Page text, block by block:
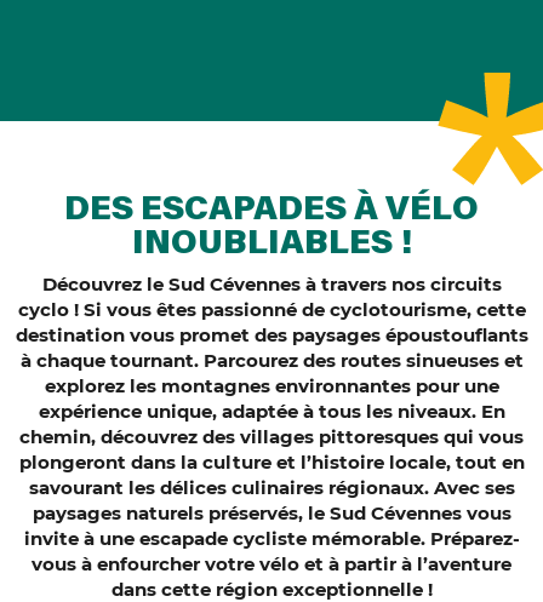
DES ESCAPADES À VÉLO
INOUBLIABLES !
Découvrez le Sud Cévennes à travers nos circuits
cyclo ! Si vous êtes passionné de cyclotourisme, cette
destination vous promet des paysages époustouflants
à chaque tournant. Parcourez des routes sinueuses et
explorez les montagnes environnantes pour une
expérience unique, adaptée à tous les niveaux. En
chemin, découvrez des villages pittoresques qui vous
plongeront dans la culture et l’histoire locale, tout en
savourant les délices culinaires régionaux. Avec ses
paysages naturels préservés, le Sud Cévennes vous
invite à une escapade cycliste mémorable. Préparez-
vous à enfourcher votre vélo et à partir à l’aventure
dans cette région exceptionnelle !